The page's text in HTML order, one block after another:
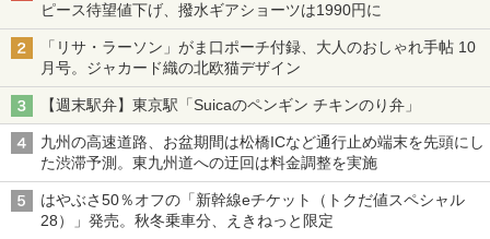
ピース待望値下げ、撥水ギアショーツは1990円に
「リサ・ラーソン」がま口ポーチ付録、大人のおしゃれ手帖 10
月号。ジャカード織の北欧猫デザイン
【週末駅弁】東京駅「Suicaのペンギン チキンのり弁」
九州の高速道路、お盆期間は松橋ICなど通行止め端末を先頭にし
た渋滞予測。東九州道への迂回は料金調整を実施
はやぶさ50％オフの「新幹線eチケット（トクだ値スペシャル
28）」発売。秋冬乗車分、えきねっと限定